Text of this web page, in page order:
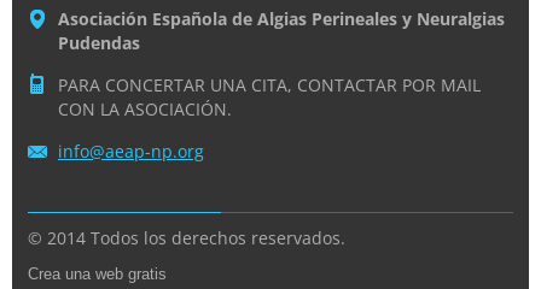
Asociación Española de Algias Perineales y Neuralgias
Pudendas
PARA CONCERTAR UNA CITA, CONTACTAR POR MAIL
CON LA ASOCIACIÓN.
info@aeap-np.org
© 2014 Todos los derechos reservados.
Crea una web gratis